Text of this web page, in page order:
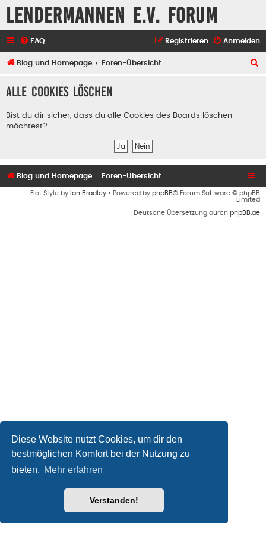
Diese Website nutzt Cookies, um dir den
bestmöglichen Komfort bei der Nutzung zu
bieten. Mehr erfahren
Verstanden!
Lendermannen e.V. Forum
FAQ Anmelden
Registrieren
Blog und Homepage Foren-Übersicht
Alle Cookies löschen
Bist du dir sicher, dass du alle Cookies des Boards löschen
möchtest?
Blog und Homepage Foren-Übersicht
Flat Style by Ian Bradley • Powered by phpBB® Forum Software © phpBB
Limited
Deutsche Übersetzung durch phpBB.de